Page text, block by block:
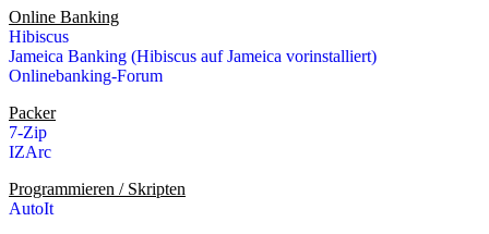
Online Banking
Hibiscus
Jameica Banking (Hibiscus auf Jameica vorinstalliert)
Onlinebanking-Forum
Packer
7-Zip
IZArc
Programmieren / Skripten
AutoIt